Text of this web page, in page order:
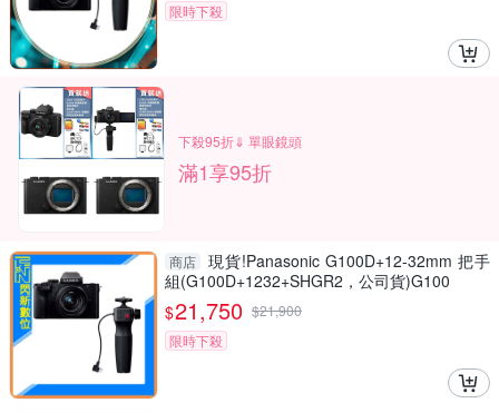
限時下殺
下殺95折⇓ 單眼鏡頭
滿1享95折
商店
現貨!Panasonic G100D+12-32mm 把手
組(G100D+1232+SHGR2，公司貨)G100
$21,750 $21,900
限時下殺